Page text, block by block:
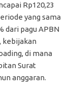
Rp120,23
yang sama
dari pagu APBN
kebijakan
di mana
Surat
anggaran.